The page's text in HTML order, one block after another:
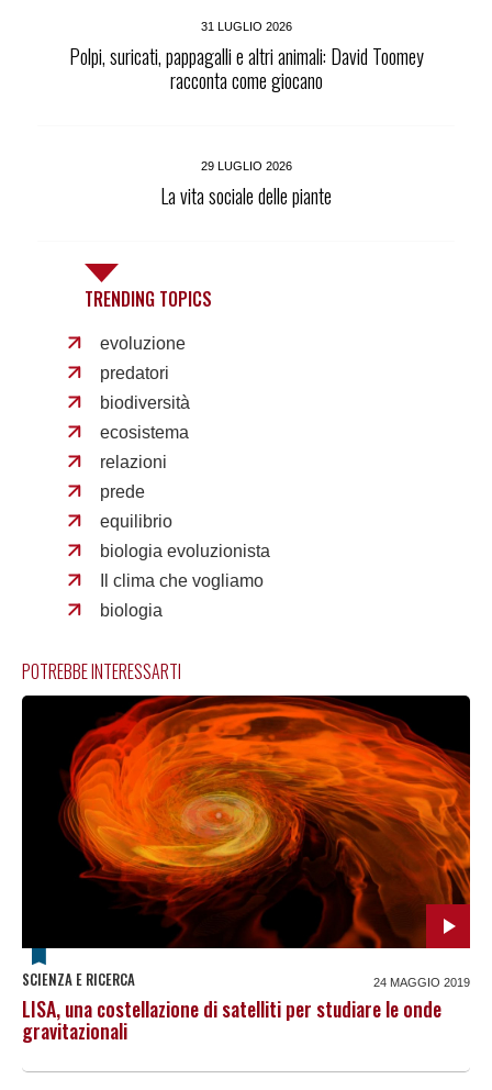
31 LUGLIO 2026
Polpi, suricati, pappagalli e altri animali: David Toomey
racconta come giocano
29 LUGLIO 2026
La vita sociale delle piante
TRENDING TOPICS
evoluzione
predatori
biodiversità
ecosistema
relazioni
prede
equilibrio
biologia evoluzionista
Il clima che vogliamo
biologia
POTREBBE INTERESSARTI
SCIENZA E RICERCA 24 MAGGIO 2019
LISA, una costellazione di satelliti per studiare le onde
gravitazionali